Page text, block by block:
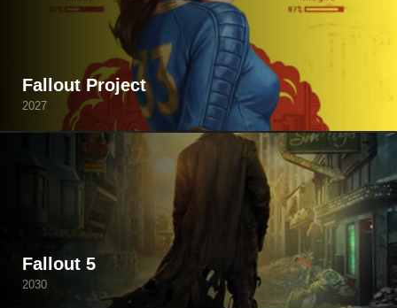
Fallout Project
2027
Fallout 5
2030